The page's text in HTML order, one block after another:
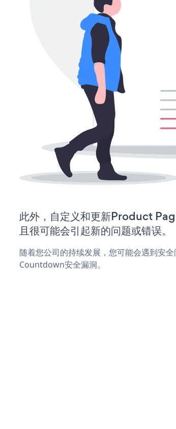
此外，自定义和更新Product
且很可能会引起新的问题或错误。
随着您公司的持续发展，您可能会遇到安
Countdown安全漏洞。